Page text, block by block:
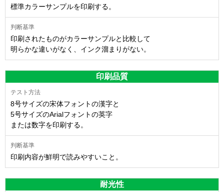
標準カラーサンプルを印刷する。
印刷されたものがカラーサンプルと比較して
明らかな違いがなく、インク溜まりがない。
印刷品質
8号サイズの宋体フォントの漢字と
5号サイズのArialフォントの英字
または数字を印刷する。
印刷内容が鮮明で読みやすいこと。
耐光性